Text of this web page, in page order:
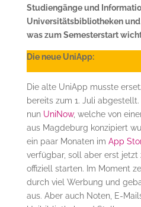
Studiengänge und
Universitätsbibliotheken und
was zum Semesterstart
Die neue UniApp:
Die alte UniApp musste
bereits zum 1. Juli
nun UniNow, welche von
aus Magdeburg konzipiert
ein paar Monaten im App
verfügbar, soll aber erst
offiziell starten. Im Moment
durch viel Werbung und
aus. Aber auch Noten, E-